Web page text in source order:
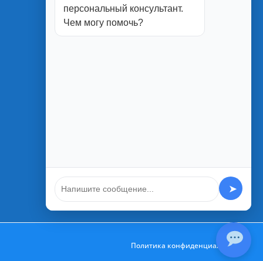
г. Белгород
ул. Студенческая, 1П
Политика конфиденциальности
персональный консультант.
Чем могу помочь?
➤